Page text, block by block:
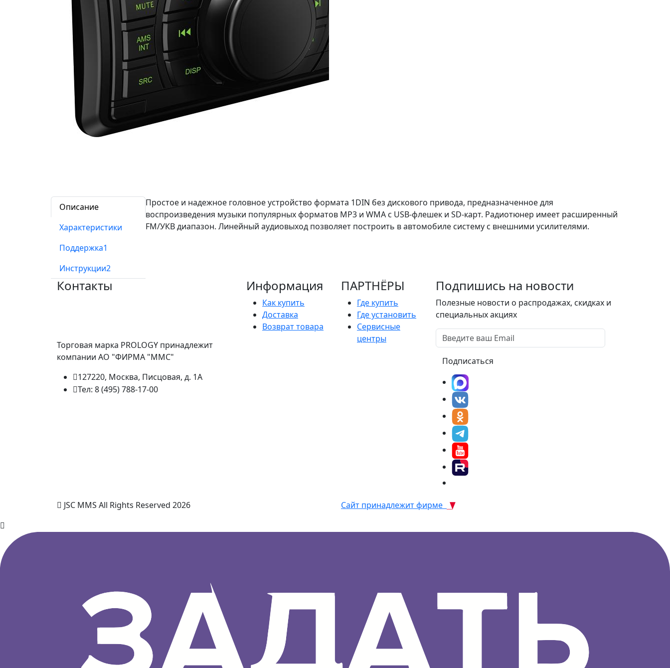
Описание
Характеристики
Поддержка1
Инструкции2
Простое и надежное головное устройство формата 1DIN без дискового привода, предназначенное для
воспроизведения музыки популярных форматов MP3 и WMA с USB-флешек и SD-карт. Радиотюнер имеет расширенный
FM/УКВ диапазон. Линейный аудиовыход позволяет построить в автомобиле систему с внешними усилителями.
Контакты
Торговая марка PROLOGY принадлежит
компании АО "ФИРМА "ММС"
127220, Москва, Писцовая, д. 1А
Тел: 8 (495) 788-17-00
Информация
Как купить
Доставка
Возврат товара
ПАРТНËРЫ
Где купить
Где установить
Сервисные
центры
Подпишись на новости
Полезные новости о распродажах, скидках и
специальных акциях
Подписаться
JSC MMS All Rights Reserved 2026 Сайт принадлежит фирме